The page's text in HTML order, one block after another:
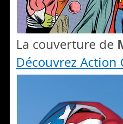
La couverture de
Découvrez